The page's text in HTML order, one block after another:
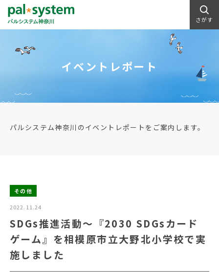
さがす
イベントレポート
パルシステム神奈川のイベントレポートをご案内します。
その他
2022.11.24
SDGs推進活動～『2030 SDGsカード
ゲーム』を相模原市立大野北小学校で実
施しました